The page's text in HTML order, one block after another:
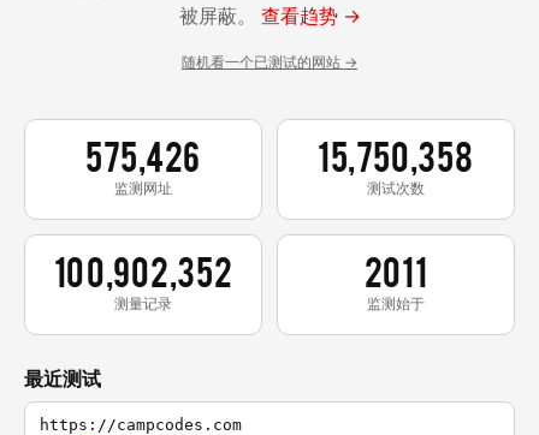
被屏蔽。 查看趋势 →
随机看一个已测试的网站 →
575,426
监测网址
15,750,358
测试次数
100,902,352
测量记录
2011
监测始于
最近测试
https://campcodes.com